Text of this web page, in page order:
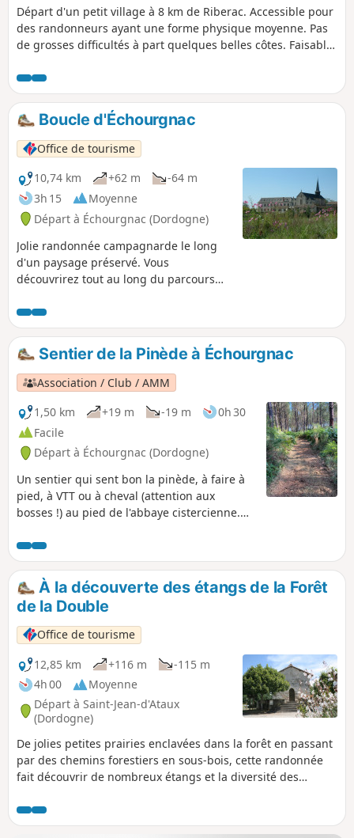
Départ d'un petit village à 8 km de Riberac. Accessible pour
des randonneurs ayant une forme physique moyenne. Pas
de grosses difficultés à part quelques belles côtes. Faisable
Boucle d'Échourgnac
Office de tourisme
10,74 km
+62 m
-64 m
3h 15
Moyenne
Départ à Échourgnac (Dordogne)
Jolie randonnée campagnarde le long
d'un paysage préservé. Vous
découvrirez tout au long du parcours
animaux un refuge sauvage et préservé.
Faites une pause à l'Abbaye
Cistercienne Notre-Dame de Bonne
Espérance et profitez-en pour déguster
le fameux fromage "Trappe
Échourgnac ».
Sentier de la Pinède à Échourgnac
Association / Club / AMM
1,50 km
+19 m -19 m
0h 30
Facile
Départ à Échourgnac (Dordogne)
Un sentier qui sent bon la pinède, à faire à
pied, à VTT ou à cheval (attention aux
bosses !) au pied de l'abbaye cistercienne.
À la découverte des étangs de la Forêt
de la Double
Office de tourisme
12,85 km
+116 m
-115 m
4h 00
Moyenne
Départ à Saint-Jean-d'Ataux
(Dordogne)
De jolies petites prairies enclavées dans la forêt en passant
par des chemins forestiers en sous-bois, cette randonnée
fait découvrir de nombreux étangs et la diversité des